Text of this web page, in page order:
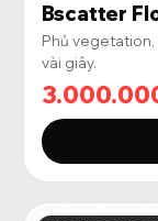
Bscatter
Phủ vegetation,
vài giây.